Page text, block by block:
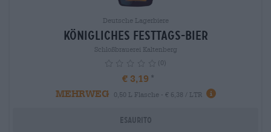
Deutsche Lagerbiere
Königliches Festtags-Bier
Schloßbrauerei Kaltenberg
(0)
€ 3,19
MEHRWEG
0,50 L Flasche - € 6,38 / LTR info
Esaurito